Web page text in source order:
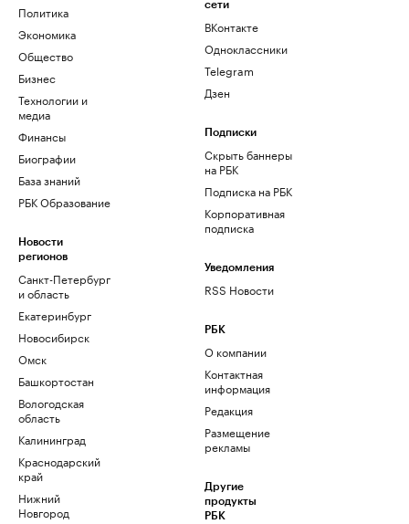
Политика
Экономика
Общество
Бизнес
Технологии и
медиа
Финансы
Биографии
База знаний
РБК Образование
Новости
регионов
Санкт-Петербург
и область
Екатеринбург
Новосибирск
Омск
Башкортостан
Вологодская
область
Калининград
Краснодарский
край
Нижний
Новгород
сети
ВКонтакте
Одноклассники
Telegram
Дзен
Подписки
Скрыть баннеры
на РБК
Подписка на РБК
Корпоративная
подписка
Уведомления
RSS Новости
РБК
О компании
Контактная
информация
Редакция
Размещение
рекламы
Другие
продукты
РБК